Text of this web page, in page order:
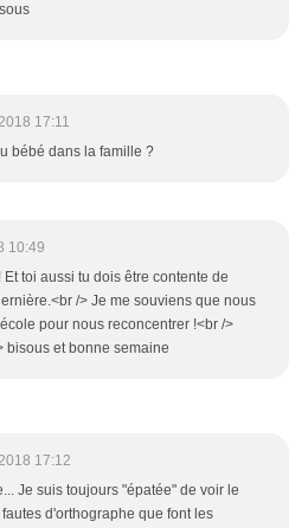
17:11
bébé dans la famille ?
10:49
toi aussi tu dois être contente de
/> Je me souviens que nous
pour nous reconcentrer !<br />
bisous et bonne semaine
17:12
Je suis toujours "épatée" de voir le
d'orthographe que font les